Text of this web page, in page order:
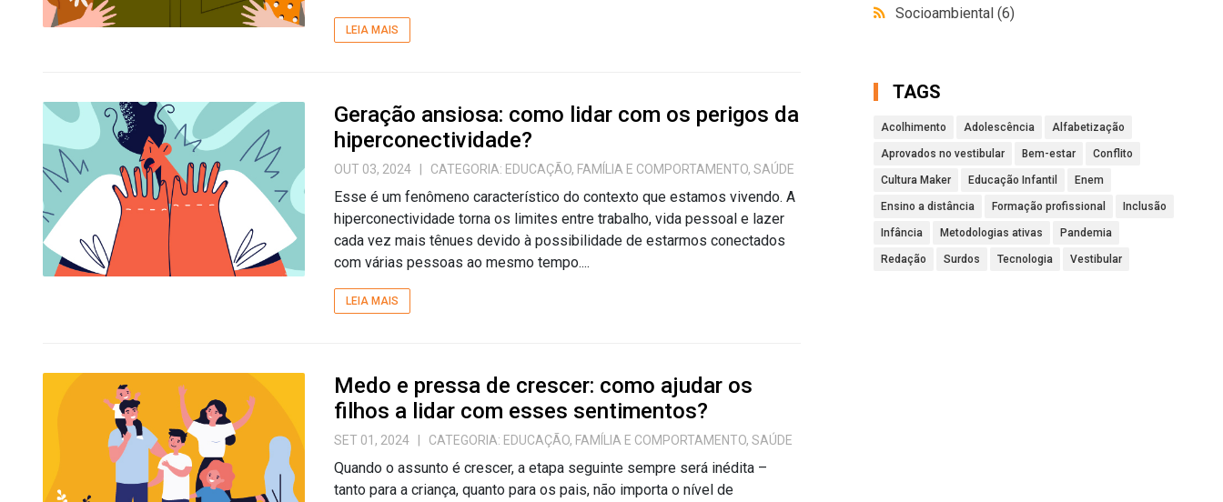
LEIA MAIS
Geração ansiosa: como lidar com os perigos da
hiperconectividade?
OUT 03, 2024 | CATEGORIA: EDUCAÇÃO, FAMÍLIA E COMPORTAMENTO, SAÚDE
Esse é um fenômeno característico do contexto que estamos vivendo. A
hiperconectividade torna os limites entre trabalho, vida pessoal e lazer
cada vez mais tênues devido à possibilidade de estarmos conectados
com várias pessoas ao mesmo tempo....
LEIA MAIS
Medo e pressa de crescer: como ajudar os
filhos a lidar com esses sentimentos?
SET 01, 2024 | CATEGORIA: EDUCAÇÃO, FAMÍLIA E COMPORTAMENTO, SAÚDE
Quando o assunto é crescer, a etapa seguinte sempre será inédita –
tanto para a criança, quanto para os pais, não importa o nível de
Socioambiental(6)
TAGS
Acolhimento Adolescência Alfabetização
Aprovados no vestibular Bem-estar Conflito
Cultura Maker Educação Infantil Enem
Ensino a distância Formação profissional Inclusão
Infância Metodologias ativas Pandemia
Redação Surdos Tecnologia Vestibular